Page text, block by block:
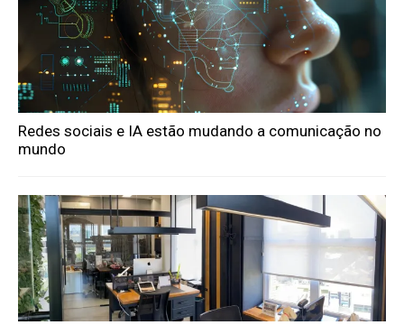
Redes sociais e IA estão mudando a comunicação no
mundo